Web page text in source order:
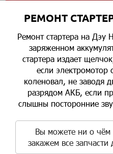
РЕМОНТ
Ремонт стартера на Дэу
заряженном
стартера издает
если электромотор
коленовал, не заводя
разрядом АКБ, если
слышны посторонние
Вы можете ни о чём
закажем все